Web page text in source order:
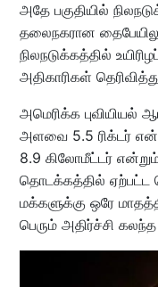
அதே பகுதியில்
தலைநகரான
நிலநடுக்கத்தில்
அதிகாரிகள்
அமெரிக்க புவியியல்
அளவை 5.5 ரிக்டர்
8.9 கிலோமீட்டர்
தொடக்கத்தில் ஏற்பட்ட
மக்களுக்கு ஒரே
பெரும் அதிர்ச்சி